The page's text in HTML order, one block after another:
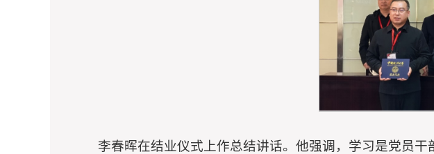
李春晖在结业仪式上作总结讲话。他强调，学习是党员